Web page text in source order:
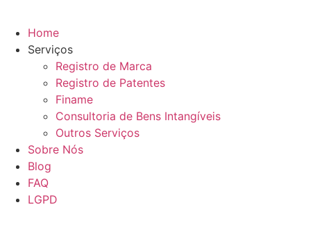
Home
Serviços
Registro de Marca
Registro de Patentes
Finame
Consultoria de Bens Intangíveis
Outros Serviços
Sobre Nós
Blog
FAQ
LGPD